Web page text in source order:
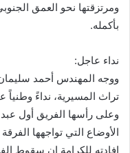
ومرتزقتها نحو العمق
بأكمله.
نداء عاجل:
ووجه المهندس أحمد
تراث المسيرية، نداءً وطنياً
وعلى رأسها الفريق أول